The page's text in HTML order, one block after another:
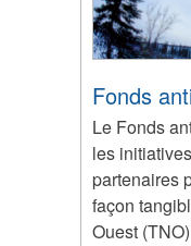
Fonds
Le Fonds
les
partenaires
façon
Ouest